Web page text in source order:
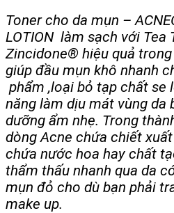
Toner cho da mụn –
LOTION làm sạch với Tea
Zincidone® hiệu quả
giúp đầu mụn khô nhanh
phẩm ,loại bỏ tạp chất se
năng làm dịu mát vùng da
dưỡng ẩm nhẹ. Trong
dòng Acne chứa chiết
chứa nước hoa hay chất
thẩm thấu nhanh qua da
mụn đỏ cho dù bạn phải
make up.